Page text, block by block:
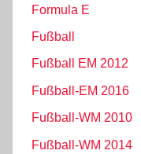
Formula E
Fußball
Fußball EM 2012
Fußball-EM 2016
Fußball-WM 2010
Fußball-WM 2014